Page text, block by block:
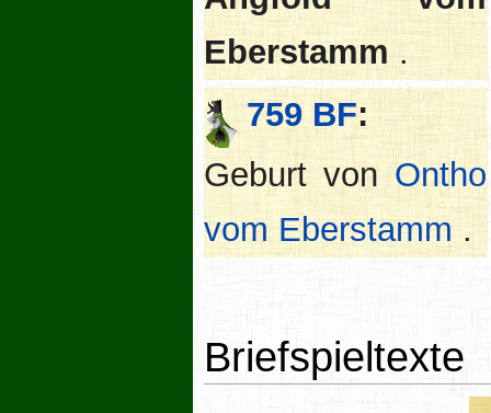
Eberstamm.
759 BF:
Geburt vonOntho
vom Eberstamm.
Briefspieltexte